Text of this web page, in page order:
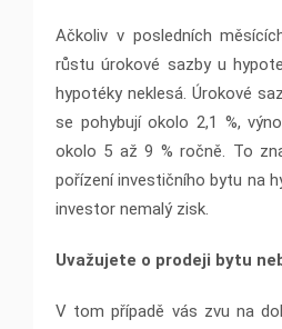
Ačkoliv v posledních
růstu úrokové sazby u
hypotéky neklesá. Úrokové
se pohybují okolo 2,1 %,
okolo 5 až 9 % ročně. To
pořízení investičního bytu na
investor nemalý zisk.
Uvažujete o prodeji bytu
V tom případě vás zvu na